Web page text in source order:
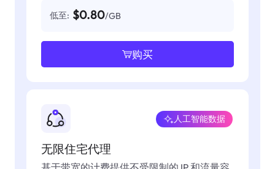
低至: $0.80/GB
购买
无限住宅代理
人工智能数据